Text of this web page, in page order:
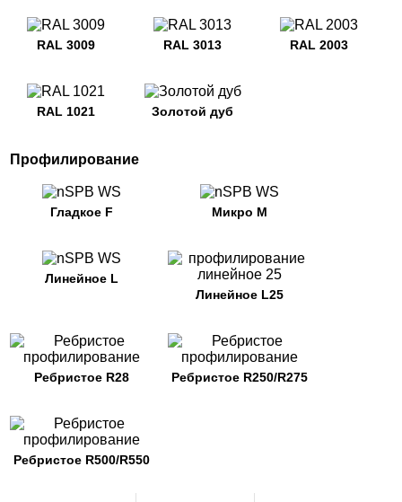
RAL 3009 RAL 3013 RAL 2003
RAL 1021 Золотой дуб
Профилирование
Гладкое F Микро M
Линейное L
Линейное L25
Ребристое R28 Ребристое R250/R275
Ребристое R500/R550